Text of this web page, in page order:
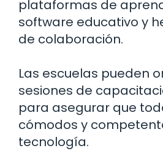
plataformas de
software educativo y
de colaboración.
Las escuelas pueden
sesiones de
para asegurar que
cómodos y
tecnología.